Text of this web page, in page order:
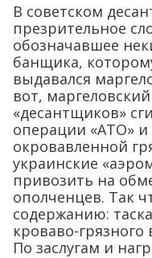
В советском
презрительное
обозначавшее
банщика,
выдавался
вот,
«десантщиков»
операции «АТО»
окровавленной
украинские
привозить на
ополченцев. Так
содержанию:
кроваво-грязного
По заслугам и